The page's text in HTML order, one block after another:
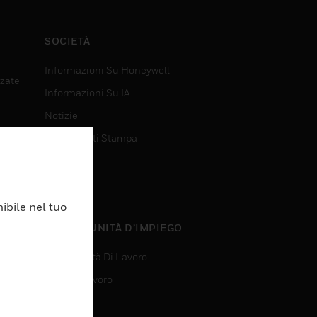
SOCIETÀ
Informazioni Su Honeywell
Informazioni Su IA
Notizie
Comunicati Stampa
OPPORTUNITÀ D’IMPIEGO
Opportunità Di Lavoro
Ricerca Lavoro
nel tuo